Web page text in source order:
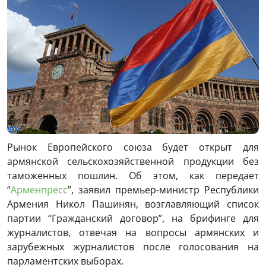
Рынок Европейского союза будет открыт для
армянской сельскохозяйственной продукции без
таможенных пошлин. Об этом, как передает
“Арменпресс”, заявил премьер-министр Республики
Армения Никол Пашинян, возглавляющий список
партии “Гражданский договор”, на брифинге для
журналистов, отвечая на вопросы армянских и
зарубежных журналистов после голосования на
парламентских выборах.